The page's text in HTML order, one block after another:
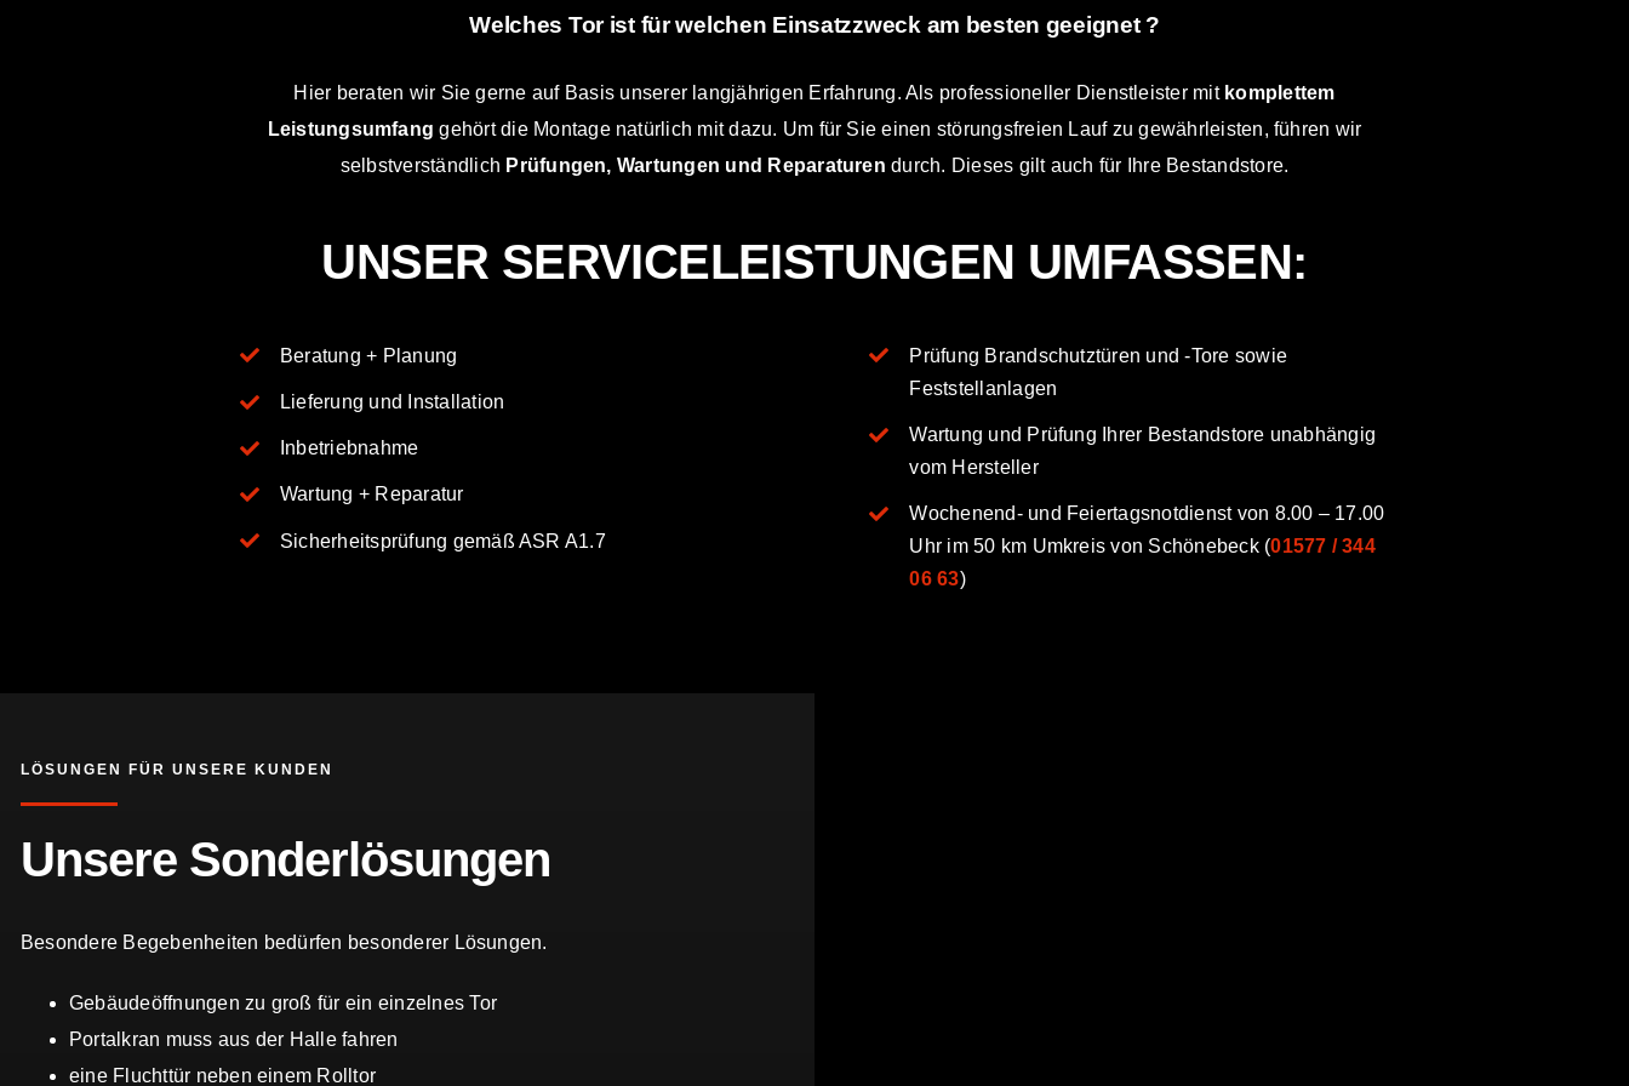
Welches Tor ist für welchen Einsatzzweck am besten geeignet ?
Hier beraten wir Sie gerne auf Basis unserer langjährigen Erfahrung. Als professioneller Dienstleister mit komplettem
Leistungsumfang gehört die Montage natürlich mit dazu. Um für Sie einen störungsfreien Lauf zu gewährleisten, führen wir
selbstverständlich Prüfungen, Wartungen und Reparaturen durch. Dieses gilt auch für Ihre Bestandstore.
UNSER SERVICELEISTUNGEN UMFASSEN:
Beratung + Planung
Lieferung und Installation
Inbetriebnahme
Wartung + Reparatur
Sicherheitsprüfung gemäß ASR A1.7
Prüfung Brandschutztüren und -Tore sowie
Feststellanlagen
Wartung und Prüfung Ihrer Bestandstore unabhängig
vom Hersteller
Wochenend- und Feiertagsnotdienst von 8.00 – 17.00
Uhr im 50 km Umkreis von Schönebeck (01577 / 344
06 63)
LÖSUNGEN FÜR UNSERE KUNDEN
Unsere Sonderlösungen
Besondere Begebenheiten bedürfen besonderer Lösungen.
Gebäudeöffnungen zu groß für ein einzelnes Tor
Portalkran muss aus der Halle fahren
eine Fluchttür neben einem Rolltor